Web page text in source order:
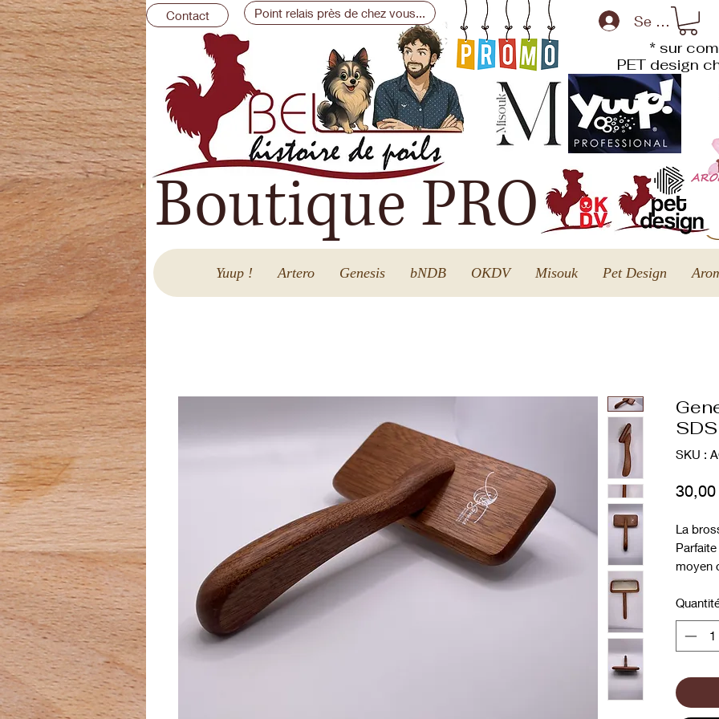
Contact Point relais près de chez vous... Se
Boutique PRO
* sur
PET design
Yuup ! Artero Genesis bNDB OKDV Misouk Pet Design
SKU :
La
moyen
une
pour
petits
qu'aux